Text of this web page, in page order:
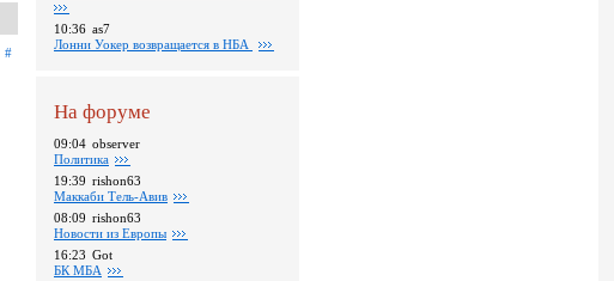
#
10:36 as7
Лонни Уокер возвращается в НБА
На форуме
09:04 observer
Политика
19:39 rishon63
Маккаби Тель-Авив
08:09 rishon63
Новости из Европы
16:23 Got
БК МБА